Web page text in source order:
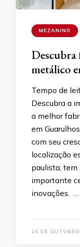
MEZANINO
Descubra
metálico
Tempo de
Descubra a
a melhor
em
com seu
localização
paulista, tem
importante
inovações. …
16 DE